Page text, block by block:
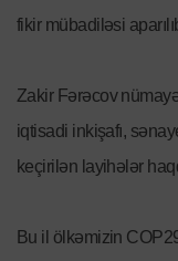
fikir mübadiləsi
Zakir Fərəcov
iqtisadi inkişafı,
keçirilən layihələr
Bu il ölkəmizin